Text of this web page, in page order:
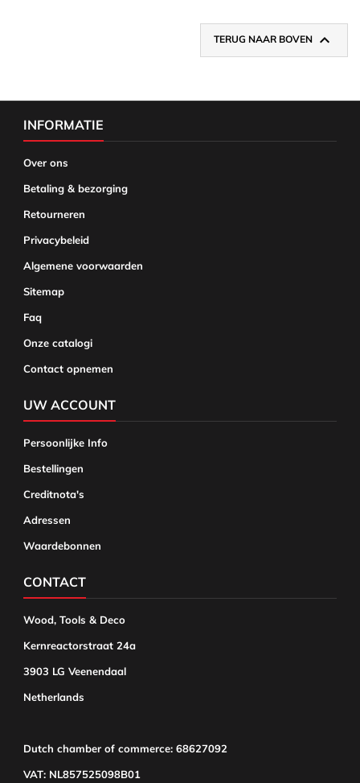
TERUG NAAR BOVEN 
INFORMATIE
Over ons
Betaling & bezorging
Retourneren
Privacybeleid
Algemene voorwaarden
Sitemap
Faq
Onze catalogi
Contact opnemen
UW ACCOUNT
Persoonlijke Info
Bestellingen
Creditnota's
Adressen
Waardebonnen
CONTACT
Wood, Tools & Deco
Kernreactorstraat 24a
3903 LG Veenendaal
Netherlands
Dutch chamber of commerce: 68627092
VAT: NL857525098B01